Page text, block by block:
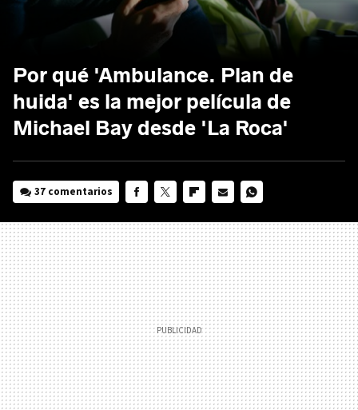
Por qué 'Ambulance. Plan de
huida' es la mejor película de
Michael Bay desde 'La Roca'
37 comentarios
MAIL